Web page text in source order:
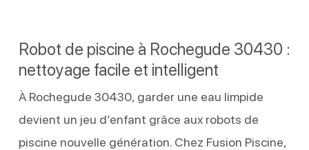
Robot de piscine à Rochegude 30430 :
nettoyage facile et intelligent
À Rochegude 30430, garder une eau limpide
devient un jeu d’enfant grâce aux robots de
piscine nouvelle génération. Chez Fusion Piscine,